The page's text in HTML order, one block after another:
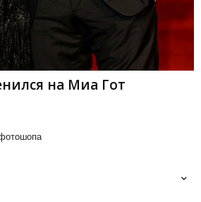
на Миа Гот